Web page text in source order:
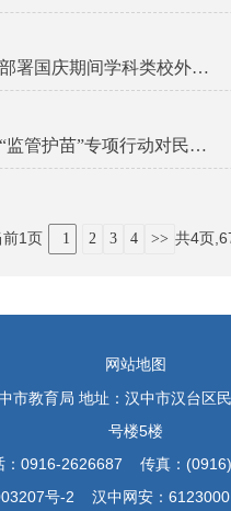
城固县安排部署国庆期间学科类校外培训机构整治工作
镇巴县开展“监管护苗”专项行动对民办学校进行全面检查
前1页 1 2 3 4 >> 共4页
网站地图
市教育局 地址：汉中市汉台区
号楼5楼
：0916-2626687 传真：
号-2 汉中网安：